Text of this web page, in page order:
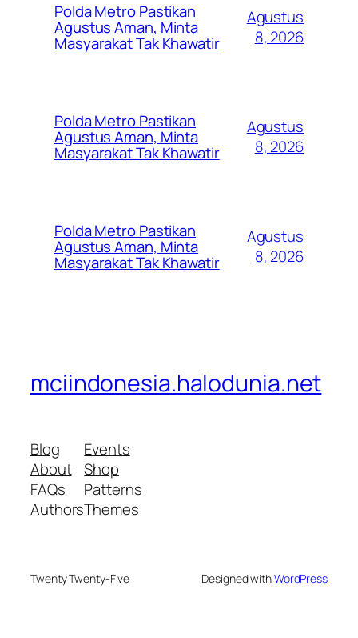
Polda Metro Pastikan
Agustus Aman, Minta
Masyarakat Tak Khawatir
Agustus
8, 2026
Polda Metro Pastikan
Agustus Aman, Minta
Masyarakat Tak Khawatir
Agustus
8, 2026
Polda Metro Pastikan
Agustus Aman, Minta
Masyarakat Tak Khawatir
Agustus
8, 2026
mciindonesia.halodunia.net
Blog
About
FAQs
Authors
Events
Shop
Patterns
Themes
Twenty Twenty-Five Designed withWordPress